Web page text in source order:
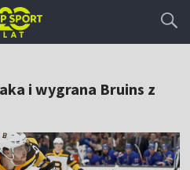
i wygrana Bruins z